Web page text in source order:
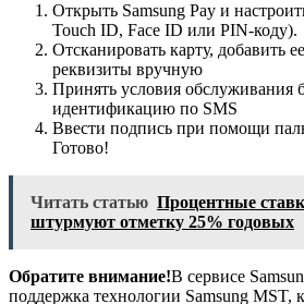
Открыть Samsung Pay и
Touch ID, Face ID или PIN-коду).
Отсканировать карту, добавить
реквизиты вручную
Принять условия обслуживания
идентификацию по SMS
Ввести подпись при помощи
Готово!
Читать статью Процентные
штурмуют отметку 25% годовых
Обратите внимание!В сервисе
поддержка технологии Samsung MST,